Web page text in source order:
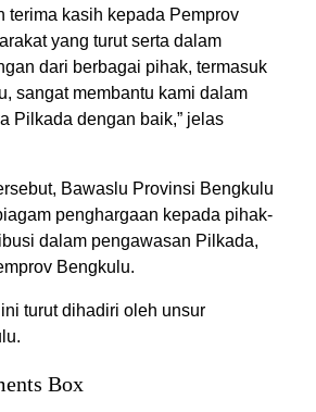
terima kasih kepada Pemprov
yang turut serta dalam
dari berbagai pihak, termasuk
sangat membantu kami dalam
Pilkada dengan baik,” jelas
Bawaslu Provinsi Bengkulu
penghargaan kepada pihak-
dalam pengawasan Pilkada,
Bengkulu.
turut dihadiri oleh unsur
Box